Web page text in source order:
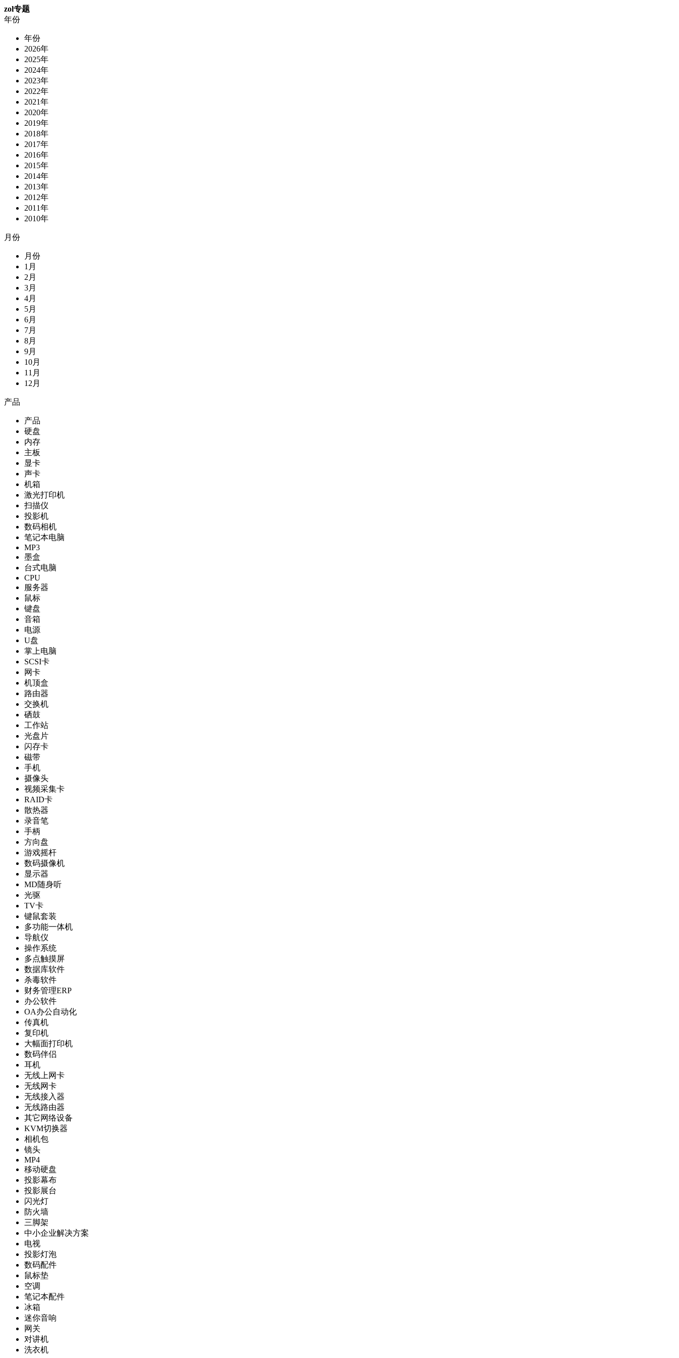
zol专题
年份
年份
2026年
2025年
2024年
2023年
2022年
2021年
2020年
2019年
2018年
2017年
2016年
2015年
2014年
2013年
2012年
2011年
2010年
月份
月份
1月
2月
3月
4月
5月
6月
7月
8月
9月
10月
11月
12月
产品
产品
硬盘
内存
主板
显卡
声卡
机箱
激光打印机
扫描仪
投影机
数码相机
笔记本电脑
MP3
墨盒
台式电脑
CPU
服务器
鼠标
键盘
音箱
电源
U盘
掌上电脑
SCSI卡
网卡
机顶盒
路由器
交换机
硒鼓
工作站
光盘片
闪存卡
磁带
手机
摄像头
视频采集卡
RAID卡
散热器
录音笔
手柄
方向盘
游戏摇杆
数码摄像机
显示器
MD随身听
光驱
TV卡
键鼠套装
多功能一体机
导航仪
操作系统
多点触摸屏
数据库软件
杀毒软件
财务管理ERP
办公软件
OA办公自动化
传真机
复印机
大幅面打印机
数码伴侣
耳机
无线上网卡
无线网卡
无线接入器
无线路由器
其它网络设备
KVM切换器
相机包
镜头
MP4
移动硬盘
投影幕布
投影展台
闪光灯
防火墙
三脚架
中小企业解决方案
电视
投影灯泡
数码配件
鼠标垫
空调
笔记本配件
冰箱
迷你音响
网关
对讲机
洗衣机